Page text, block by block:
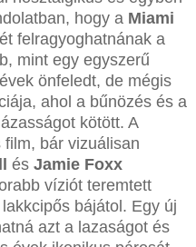
hogy a Miami
felragyoghatnának a
mint egy egyszerű
önfeledt, de mégis
ahol a bűnözés és a
kötött. A
bár vizuálisan
és Jamie Foxx
víziót teremtett
bájátol. Egy új
azt a lazaságot és